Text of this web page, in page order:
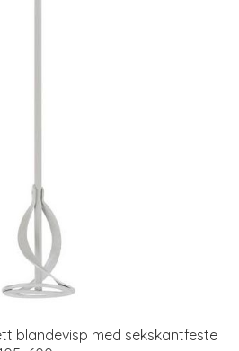
blandevisp med sekskantfeste